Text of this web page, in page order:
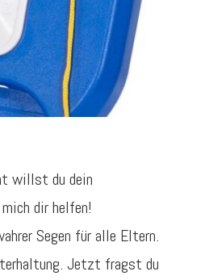
willst du dein
dir helfen!
Segen für alle Eltern.
Jetzt fragst du